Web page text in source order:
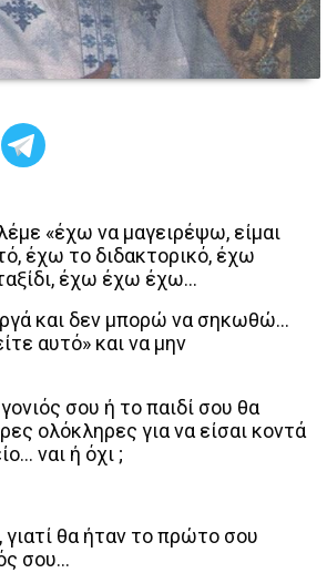
«έχω να μαγειρέψω, είμαι
έχω το διδακτορικό, έχω
έχω έχω έχω…
και δεν μπορώ να σηκωθώ…
αυτό» και να μην
σου ή το παιδί σου θα
ολόκληρες για να είσαι κοντά
ναι ή όχι ;
θα ήταν το πρώτο σου
σου…